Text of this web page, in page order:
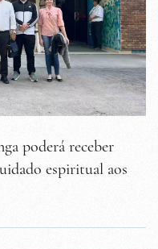
poderá receber
espiritual aos